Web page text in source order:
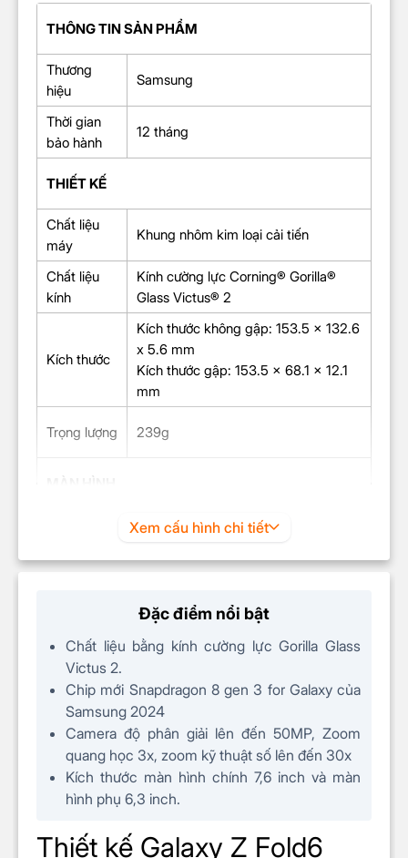
THÔNG TIN SẢN PHẨM
Thương
hiệu
Samsung
Thời gian
bảo hành
12 tháng
THIẾT KẾ
Chất liệu
máy
Khung nhôm kim loại cải tiến
Chất liệu
kính
Kính cường lực Corning® Gorilla®
Glass Victus® 2
Kích thước
Kích thước không gập: 153.5 x 132.6
x 5.6 mm
Kích thước gập: 153.5 x 68.1 x 12.1
mm
Trọng lượng 239g
Dynamic AMOLED 2X
Màn hình
rộng
Màn hình chính: 7,6 inch
Độ sángtối
đa
2600nits
Tần số
120Hz
Độ phân
(QXGA+)
Xem cấu hình chi tiết
Đặc điểm nổi bật
Chất liệu bằng kính cường lực Gorilla Glass
Victus 2.
Chip mới Snapdragon 8 gen 3 for Galaxy của
Samsung 2024
Camera độ phân giải lên đến 50MP, Zoom
quang học 3x, zoom kỹ thuật số lên đến 30x
Kích thước màn hình chính 7,6 inch và màn
hình phụ 6,3 inch.
Thiết kế Galaxy Z Fold6